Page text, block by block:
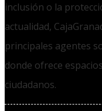
inclusión o la
actualidad,
principales agentes
donde ofrece
ciudadanos.